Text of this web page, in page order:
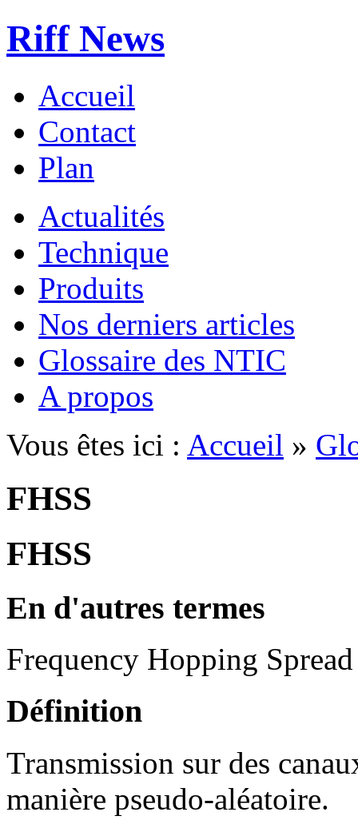
Riff News
Accueil
Contact
Plan
Actualités
Technique
Produits
Nos derniers articles
Glossaire des NTIC
A propos
Vous êtes ici : Accueil »
FHSS
FHSS
En d'autres termes
Frequency Hopping
Définition
Transmission sur des
manière pseudo-aléatoire.